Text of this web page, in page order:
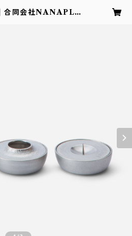
合同会社NANAPLU